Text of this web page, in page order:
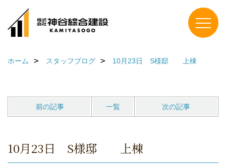
ホーム スタッフブログ 10月23日 S様邸 上棟
前の記事 一覧 次の記事
10月23日 S様邸 上棟